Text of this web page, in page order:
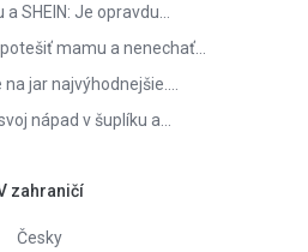
SHEIN: Je opravdu…
mamu a nenechať…
jar najvýhodnejšie.…
nápad v šuplíku a…
zahraničí
Česky